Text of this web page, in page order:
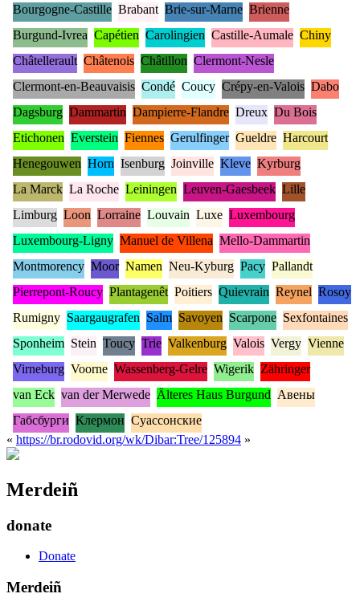
Bourgogne-Castille Brabant Brie-sur-Marne Brienne
Burgund-Ivrea Capétien Carolingien Castille-Aumale Chiny
Châtellerault Châtenois Châtillon Clermont-Nesle
Clermont-en-Beauvaisis Condé Coucy Crépy-en-Valois Dabo
Dagsburg Dammartin Dampierre-Flandre Dreux Du Bois
Etichonen Everstein Fiennes Gerulfinger Gueldre Harcourt
Henegouwen Horn Isenburg Joinville Kleve Kyrburg
La Marck La Roche Leiningen Leuven-Gaesbeek Lille
Limburg Loon Lorraine Louvain Luxe Luxembourg
Luxembourg-Ligny Manuel de Villena Mello-Dammartin
Montmorency Moor Namen Neu-Kyburg Pacy Pallandt
Pierrepont-Roucy Plantagenêt Poitiers Quievrain Reynel Rosoy
Rumigny Saargaugrafen Salm Savoyen Scarpone Sexfontaines
Sponheim Stein Toucy Trie Valkenburg Valois Vergy Vienne
Virneburg Voorne Wassenberg-Gelre Wigerik Zähringer
van Eck van der Merwede Älteres Haus Burgund Авены
Габсбурги Клермон Суассонские
« https://br.rodovid.org/wk/Dibar:Tree/125894 »
Merdeiñ
donate
Donate
Merdeiñ